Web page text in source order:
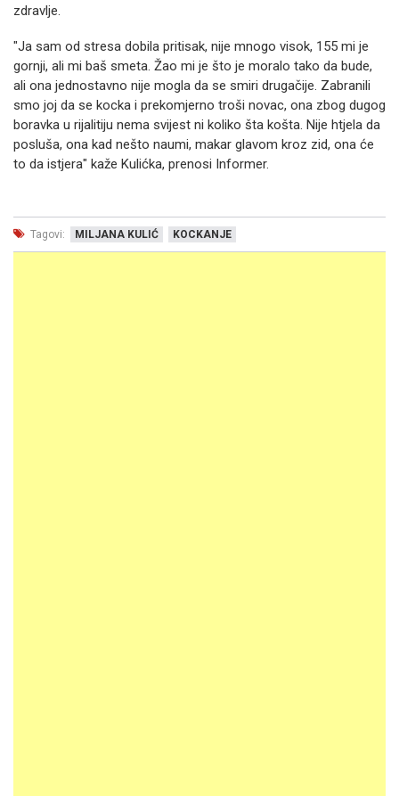
zdravlje.
"Ja sam od stresa dobila pritisak, nije mnogo visok, 155 mi je
gornji, ali mi baš smeta. Žao mi je što je moralo tako da bude,
ali ona jednostavno nije mogla da se smiri drugačije. Zabranili
smo joj da se kocka i prekomjerno troši novac, ona zbog dugog
boravka u rijalitiju nema svijest ni koliko šta košta. Nije htjela da
posluša, ona kad nešto naumi, makar glavom kroz zid, ona će
to da istjera" kaže Kulićka, prenosi Informer.
Tagovi: MILJANA KULIĆ KOCKANJE